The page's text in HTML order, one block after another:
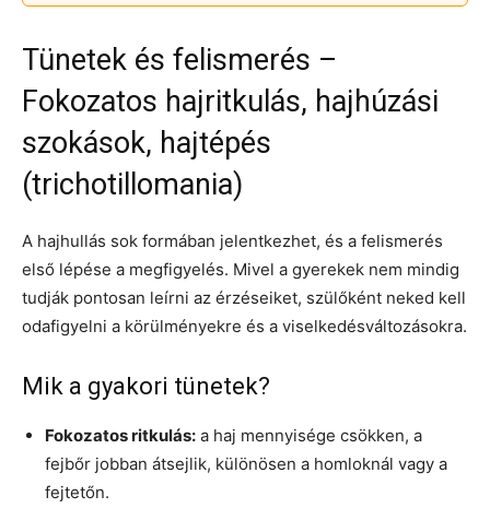
Tünetek és felismerés –
Fokozatos hajritkulás, hajhúzási
szokások, hajtépés
(trichotillomania)
A hajhullás sok formában jelentkezhet, és a felismerés
első lépése a megfigyelés. Mivel a gyerekek nem mindig
tudják pontosan leírni az érzéseiket, szülőként neked kell
odafigyelni a körülményekre és a viselkedésváltozásokra.
Mik a gyakori tünetek?
Fokozatos ritkulás: a haj mennyisége csökken, a
fejbőr jobban átsejlik, különösen a homloknál vagy a
fejtetőn.